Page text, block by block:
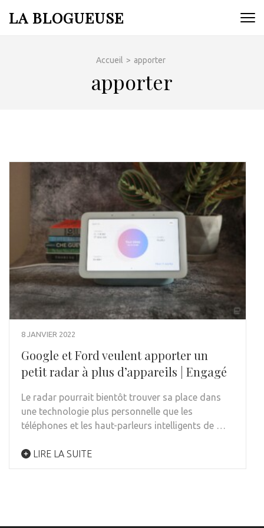
auLA BLOGUEUSE
Accueil > apporter
apporter
8 JANVIER 2022
Google et Ford veulent apporter un
petit radar à plus d’appareils | Engagé
Le radar pourrait bientôt trouver sa place dans
une technologie plus personnelle que les
téléphones et les haut-parleurs intelligents de …
LIRE LA SUITE